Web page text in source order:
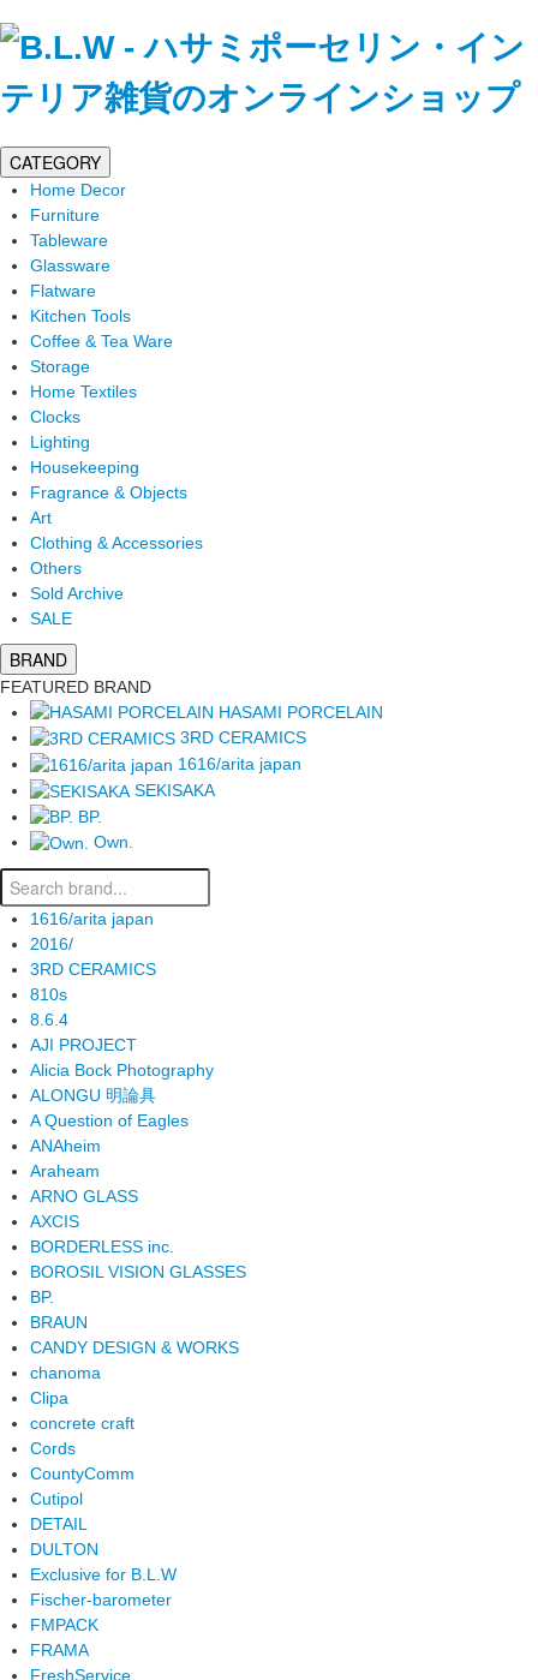
CATEGORY
Home Decor
Furniture
Tableware
Glassware
Flatware
Kitchen Tools
Coffee & Tea Ware
Storage
Home Textiles
Clocks
Lighting
Housekeeping
Fragrance & Objects
Art
Clothing & Accessories
Others
Sold Archive
SALE
BRAND
FEATURED BRAND
HASAMI PORCELAIN
3RD CERAMICS
1616/arita japan
SEKISAKA
BP.
Own.
1616/arita japan
2016/
3RD CERAMICS
810s
8.6.4
AJI PROJECT
Alicia Bock Photography
ALONGU 明論具
A Question of Eagles
ANAheim
Araheam
ARNO GLASS
AXCIS
BORDERLESS inc.
BOROSIL VISION GLASSES
BP.
BRAUN
CANDY DESIGN & WORKS
chanoma
Clipa
concrete craft
Cords
CountyComm
Cutipol
DETAIL
DULTON
Exclusive for B.L.W
Fischer-barometer
FMPACK
FRAMA
FreshService